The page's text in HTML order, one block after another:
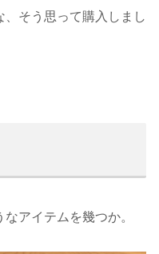
そう思って購入しまし
アイテムを幾つか。